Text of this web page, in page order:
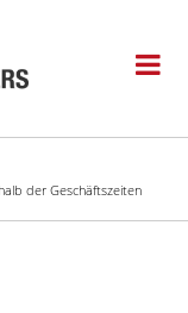
der Geschäftszeiten